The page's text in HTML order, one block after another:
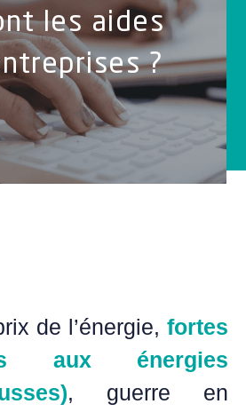
les aides
?
de l’énergie,fortes
aux énergies
, guerre en